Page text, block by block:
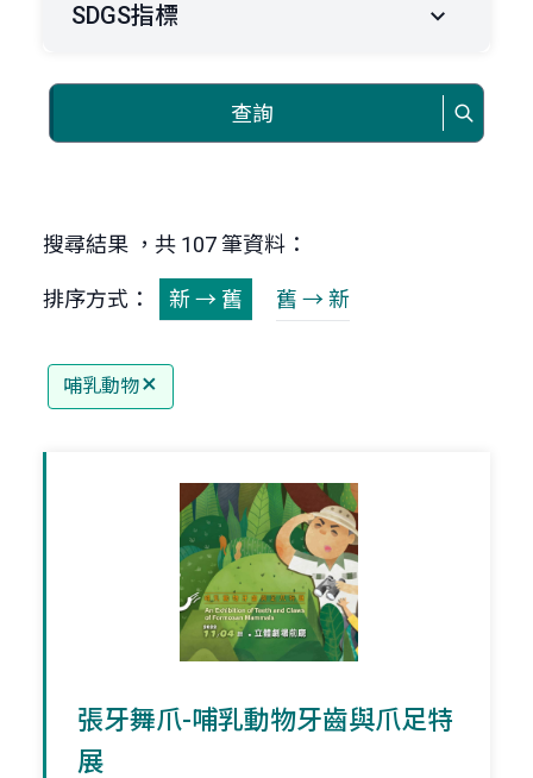
SDGS指標
查詢
搜尋結果 ，共 107 筆資料：
排序方式： 新 → 舊 舊 → 新
哺乳動物
張牙舞爪-哺乳動物牙齒與爪足特
展